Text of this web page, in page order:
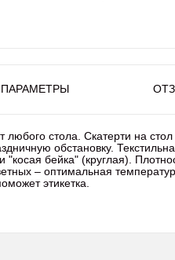
ПАРАМЕТРЫ
любого стола. Скатерти на
обстановку.
"косая бейка" (круглая).
– оптимальная
этикетка.